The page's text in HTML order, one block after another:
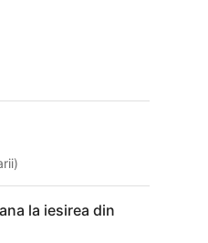
)
la iesirea din